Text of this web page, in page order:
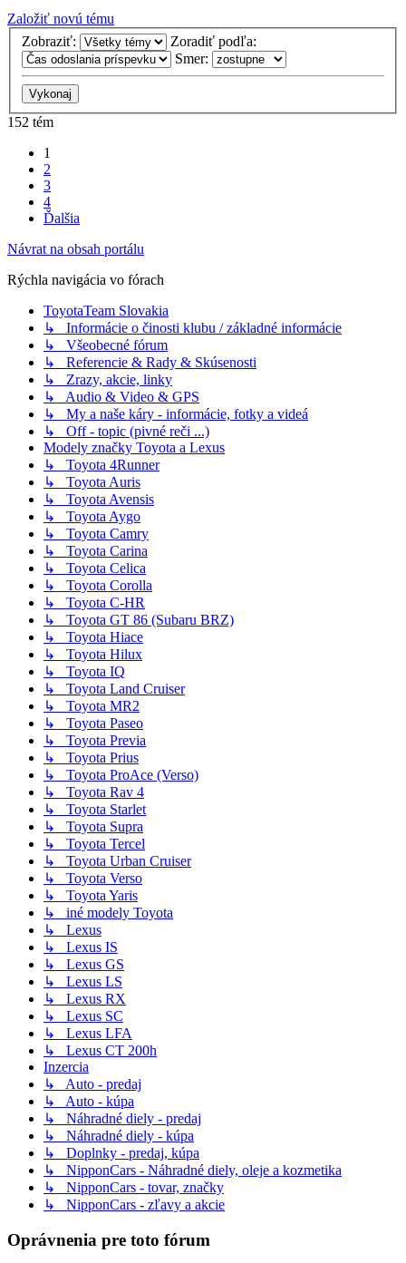
Založiť novú tému
Zobraziť:
Zoradiť podľa:
Smer:
152 tém
1
2
3
4
Ďalšia
Návrat na obsah portálu
Rýchla navigácia vo fórach
ToyotaTeam Slovakia
↳ Informácie o činosti klubu / základné informácie
↳ Všeobecné fórum
↳ Referencie & Rady & Skúsenosti
↳ Zrazy, akcie, linky
↳ Audio & Video & GPS
↳ My a naše káry - informácie, fotky a videá
↳ Off - topic (pivné reči ...)
Modely značky Toyota a Lexus
↳ Toyota 4Runner
↳ Toyota Auris
↳ Toyota Avensis
↳ Toyota Aygo
↳ Toyota Camry
↳ Toyota Carina
↳ Toyota Celica
↳ Toyota Corolla
↳ Toyota C-HR
↳ Toyota GT 86 (Subaru BRZ)
↳ Toyota Hiace
↳ Toyota Hilux
↳ Toyota IQ
↳ Toyota Land Cruiser
↳ Toyota MR2
↳ Toyota Paseo
↳ Toyota Previa
↳ Toyota Prius
↳ Toyota ProAce (Verso)
↳ Toyota Rav 4
↳ Toyota Starlet
↳ Toyota Supra
↳ Toyota Tercel
↳ Toyota Urban Cruiser
↳ Toyota Verso
↳ Toyota Yaris
↳ iné modely Toyota
↳ Lexus
↳ Lexus IS
↳ Lexus GS
↳ Lexus LS
↳ Lexus RX
↳ Lexus SC
↳ Lexus LFA
↳ Lexus CT 200h
Inzercia
↳ Auto - predaj
↳ Auto - kúpa
↳ Náhradné diely - predaj
↳ Náhradné diely - kúpa
↳ Doplnky - predaj, kúpa
↳ NipponCars - Náhradné diely, oleje a kozmetika
↳ NipponCars - tovar, značky
↳ NipponCars - zľavy a akcie
Oprávnenia pre toto fórum